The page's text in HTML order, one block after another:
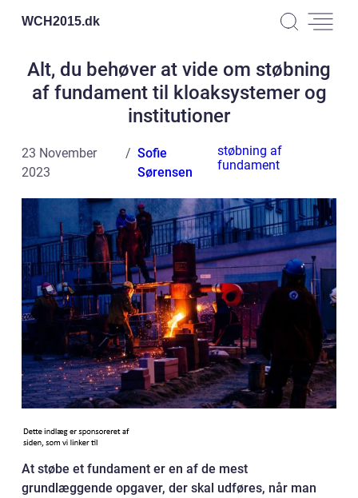
WCH2015.dk
Alt, du behøver at vide om støbning
af fundament til kloaksystemer og
institutioner
23 November
2023
Sofie
Sørensen
støbning af
fundament
At støbe et fundament er en af de mest
grundlæggende opgaver, der skal udføres, når man